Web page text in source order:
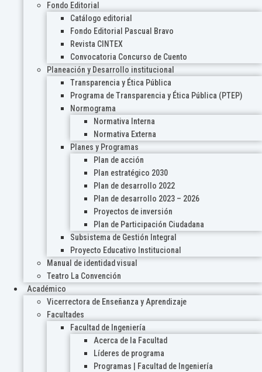
Fondo Editorial
Catálogo editorial
Fondo Editorial Pascual Bravo
Revista CINTEX
Convocatoria Concurso de Cuento
Planeación y Desarrollo institucional
Transparencia y Ética Pública
Programa de Transparencia y Ética Pública (PTEP)
Normograma
Normativa Interna
Normativa Externa
Planes y Programas
Plan de acción
Plan estratégico 2030
Plan de desarrollo 2022
Plan de desarrollo 2023 – 2026
Proyectos de inversión
Plan de Participación Ciudadana
Subsistema de Gestión Integral
Proyecto Educativo Institucional
Manual de identidad visual
Teatro La Convención
Académico
Vicerrectora de Enseñanza y Aprendizaje
Facultades
Facultad de Ingeniería
Acerca de la Facultad
Líderes de programa
Programas | Facultad de Ingeniería